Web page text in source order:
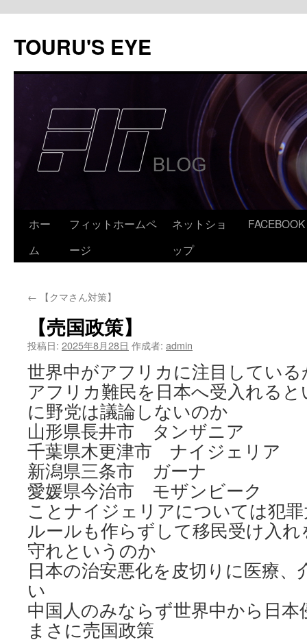
テ
ン
TOURU'S EYE
ホー
ム
フィットホームペ
ージ
ネットショ
ップ
FACEBOOK
← 【クマさん対策】
【売国政策】
投稿日: 2025年8月28日 作成者: admin
世界中がアフリカに注目してい
アフリカ難民を日本へ受入れる
に野党は議論しないのか
山形県長井市 タンザニア
千葉県木更津市 ナイジェリア
新潟県三条市 ガーナ
愛媛県今治市 モザンビーク
ことナイジェリアについては犯
ルールも作らずして移民受け入
守れというのか
日本の治安悪化を皮切りに医療
い
中国人のみならず世界中から日本
まさに売国政策